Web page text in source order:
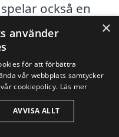
också en
har en
leda till högre
×
använder
för att förbättra
vår webbplats samtycker
cookiepolicy. Läs mer
AVVISA ALLT